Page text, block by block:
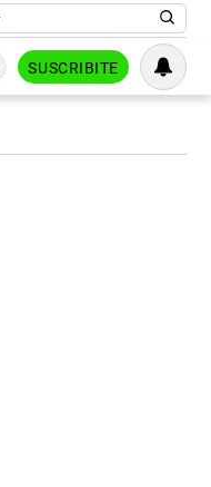
SUSCRIBITE